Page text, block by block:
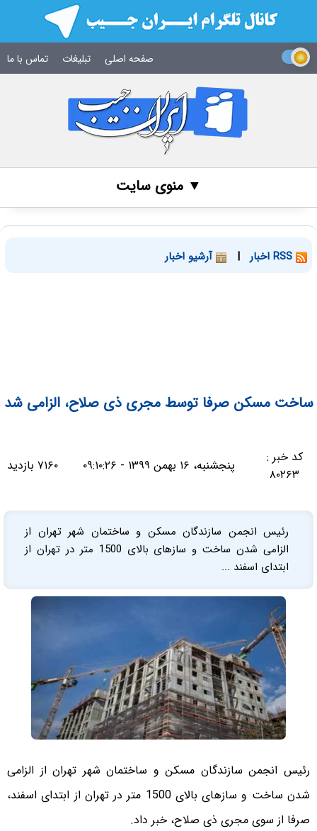
صفحه اصلی تبلیغات تماس با ما
▼ منوی سایت
| آرشیو اخبار
ساخت مسکن صرفا توسط مجری ذی صلاح، الزامی شد
کد خبر :
۸۰۲۶۳
پنجشنبه، ۱۶ بهمن ۱۳۹۹ - ۰۹:۱۰:۲۶ ۷۱۶۰ بازدید
رئیس انجمن سازندگان مسکن و ساختمان شهر تهران از
الزامی شدن ساخت و سازهای بالای 1500 متر در تهران از
ابتدای اسفند ...
رئیس انجمن سازندگان مسکن و ساختمان شهر تهران از الزامی
شدن ساخت و سازهای بالای 1500 متر در تهران از ابتدای اسفند،
صرفا از سوی مجری ذی صلاح، خبر داد.